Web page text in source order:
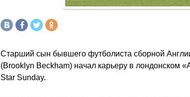
Старший сын бывшего футболиста сборной
(Brooklyn Beckham) начал карьеру в лондонском
Star Sunday.